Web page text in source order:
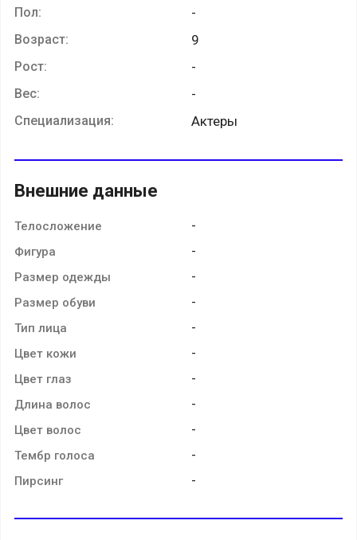
Пол: -
Возраст: 9
Рост: -
Вес: -
Специализация: Актеры
Внешние данные
Телосложение -
Фигура -
Размер одежды -
Размер обуви -
Тип лица -
Цвет кожи -
Цвет глаз -
Длина волос -
Цвет волос -
Тембр голоса -
Пирсинг -